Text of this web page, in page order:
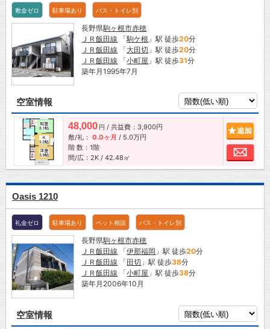
敷金ゼロ 駐車場あり バス・トイレ別
長野県駒ヶ根市赤穂
ＪＲ飯田線 「駒ケ根 」駅 徒歩20分
ＪＲ飯田線 「大田切 」駅 徒歩20分
ＪＲ飯田線 「小町屋 」駅 徒歩31分
築年月1995年7月
空室情報
48,000 円 / 共益費：3,900円
敷/礼： 0.0ヶ月 / 5.0万円
階 数：1階
間/広：2K / 42.48㎡
お
Oasis 1210
礼金ゼロ 駐車場あり ペット相談 バス・トイレ別
長野県駒ヶ根市赤穂
ＪＲ飯田線 「伊那福岡 」駅 徒歩20分
ＪＲ飯田線 「田切 」駅 徒歩38分
ＪＲ飯田線 「小町屋 」駅 徒歩38分
築年月2006年10月
空室情報